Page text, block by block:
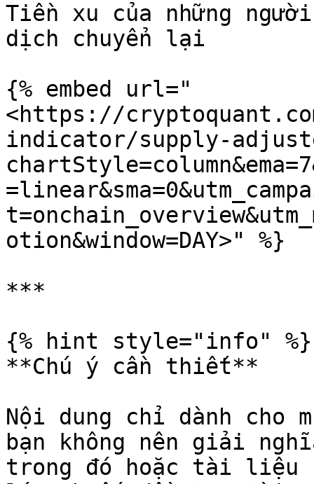
Tiền xu của những
dịch chuyển lại
{% embed url="
<https://
indicator/supply-
otion&window=DAY>" %}
***
{% hint style="info" %}
**Chú ý cần thiết**
Nội dung chỉ dành cho
bạn không nên giải
trong đó hoặc tài liệu